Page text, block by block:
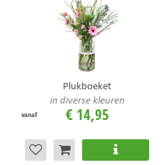
Plukboeket
in diverse kleuren
vanaf € 14,95